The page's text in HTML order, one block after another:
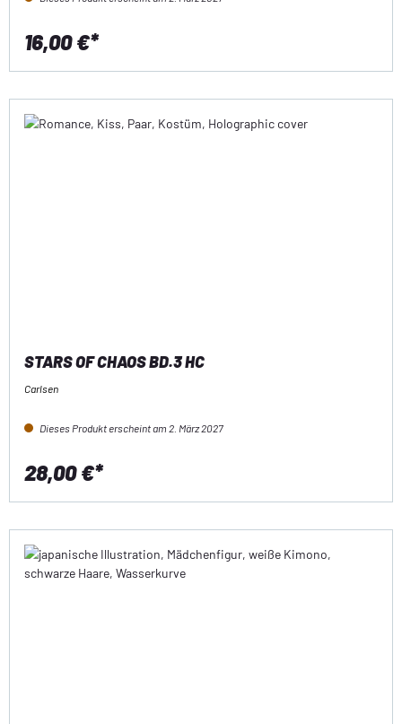
16,00 €*
STARS OF CHAOS BD.3 HC
Carlsen
Dieses Produkt erscheint am 2. März 2027
28,00 €*